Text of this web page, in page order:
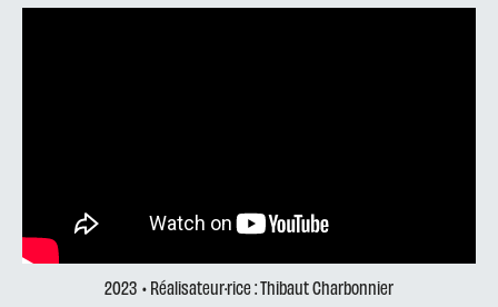
2023 • Réalisateur·rice : Thibaut Charbonnier